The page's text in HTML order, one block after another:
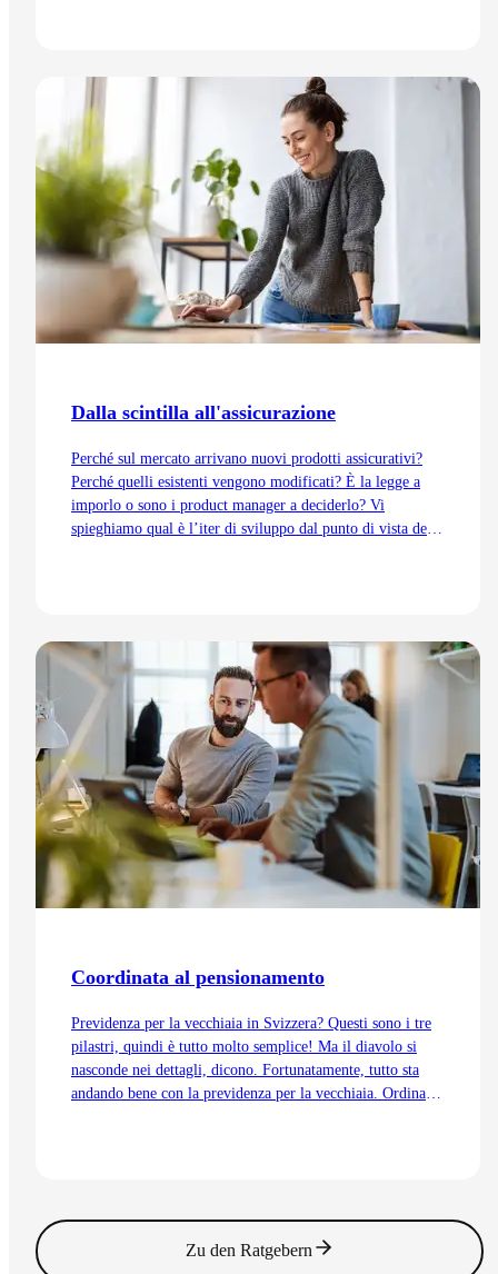
Vai all'articolo
Dalla scintilla all'assicurazione
Perché sul mercato arrivano nuovi prodotti assicurativi?
Perché quelli esistenti vengono modificati? È la legge a
imporlo o sono i product manager a deciderlo? Vi
spieghiamo qual è l’iter di sviluppo dal punto di vista del
Vai all'articolo
Coordinata al pensionamento
Previdenza per la vecchiaia in Svizzera? Questi sono i tre
pilastri, quindi è tutto molto semplice! Ma il diavolo si
nasconde nei dettagli, dicono. Fortunatamente, tutto sta
andando bene con la previdenza per la vecchiaia. Ordinata
Zu den Ratgebern